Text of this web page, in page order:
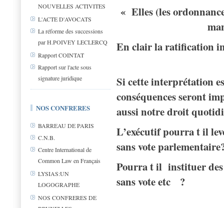
NOUVELLES ACTIVITES
L'ACTE D'AVOCATS
La réforme des successions
par H.POIVEY LECLERCQ
Rapport COINTAT
Rapport sur l'acte sous
signature juridique
NOS CONFRERES
BARREAU DE PARIS
C.N.B.
Centre International de
Common Law en Français
LYSIAS:UN
LOGOGRAPHE
NOS CONFRERES DE
« Elles (les
En clair la ratification
Si cette interprétation
conséquences seront
aussi notre droit
L’exécutif pourra t il
sans vote
Pourra t il instituer des
sans vote etc ?